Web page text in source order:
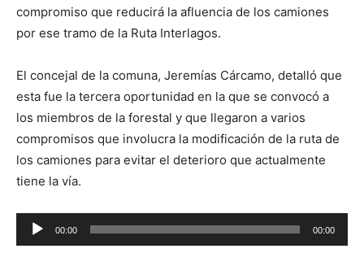
compromiso que reducirá la afluencia de los camiones
por ese tramo de la Ruta Interlagos.
El concejal de la comuna, Jeremías Cárcamo, detalló que
esta fue la tercera oportunidad en la que se convocó a
los miembros de la forestal y que llegaron a varios
compromisos que involucra la modificación de la ruta de
los camiones para evitar el deterioro que actualmente
tiene la vía.
Reproductor
00:00 00:00